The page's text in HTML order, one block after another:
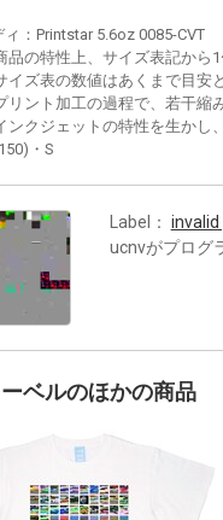
ィ：Printstar 5.6oz 0085-CVT
品の特性上、サイズ表記から
イズ表の数値はあくまで目安
リント加工の過程で、若干縮
ンクジェットの特性を生かし
・S
Label： invalid
ucnvがプログ
ベルのほかの商品